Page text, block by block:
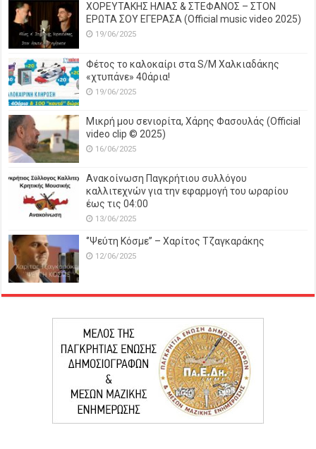
ΧΟΡΕΥΤΑΚΗΣ ΗΛΙΑΣ & ΣΤΕΦΑΝΟΣ – ΣΤΟΝ
ΕΡΩΤΑ ΣΟΥ ΕΓΕΡΑΣΑ (Official music video 2025)
19/06/2025
Φέτος το καλοκαίρι στα S/M Χαλκιαδάκης
«χτυπάνε» 40άρια!
19/06/2025
Μικρή μου σενιορίτα, Χάρης Φασουλάς (Official
video clip © 2025)
16/06/2025
Ανακοίνωση Παγκρήτιου συλλόγου
καλλιτεχνών για την εφαρμογή του ωραρίου
έως τις 04:00
13/06/2025
‘’Ψεύτη Κόσμε’’ – Χαρίτος Τζαγκαράκης
12/06/2025